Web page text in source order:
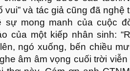
vui” và tác giả cũng đã nghệ
sự mong manh của cuộc
của một kiếp nhân sinh:
ngó xuống, bến chiều
âm âm vọng cuối trời